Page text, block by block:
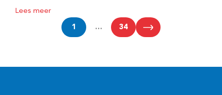
Lees meer
1 … 34